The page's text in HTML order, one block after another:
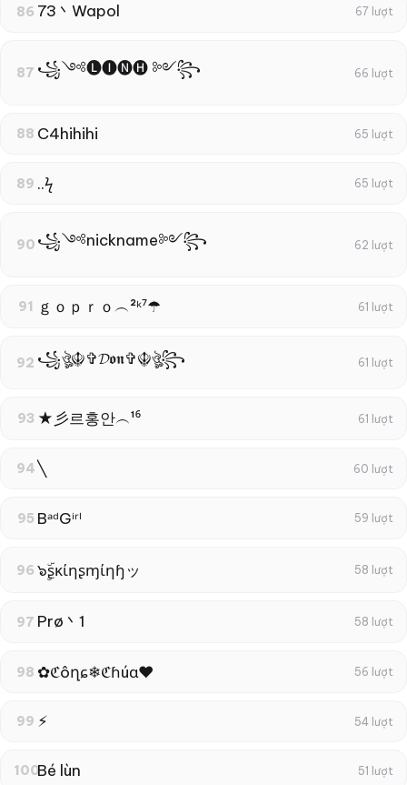
86 73丶Wapol 67 lượt
87 ꧁༺🅛🅘🅝🅗 ༻꧂ 66 lượt
88 C4hihihi 65 lượt
89 ..ϟ 65 lượt
90 ꧁༺nickname༻꧂ 62 lượt
91 ｇｏｐｒｏ︵²ᵏ⁷☂ 61 lượt
92 ꧁ঔৣ☬✞𝓓𝖔𝖓✞☬ঔৣ꧂ 61 lượt
93 ★彡르홍안︵¹⁶ 61 lượt
94╲ 60 lượt
95 BᵃᵈGⁱʳˡ 59 lượt
96 ๖ۣۜʂκίηʂɱίηɧッ 58 lượt
97 Prø丶1 58 lượt
98 ✿ℭôղɕ❄ℭɦúɑ❤ 56 lượt
99 ⚡︎ 54 lượt
100Bé lùn 51 lượt